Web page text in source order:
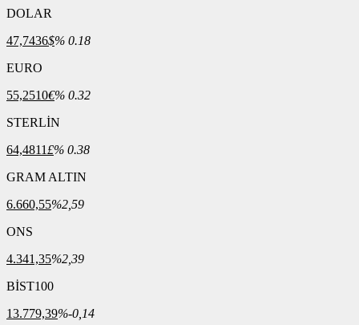
DOLAR
47,7436$% 0.18
EURO
55,2510€% 0.32
STERLİN
64,4811£% 0.38
GRAM ALTIN
6.660,55%2,59
ONS
4.341,35%2,39
BİST100
13.779,39%-0,14